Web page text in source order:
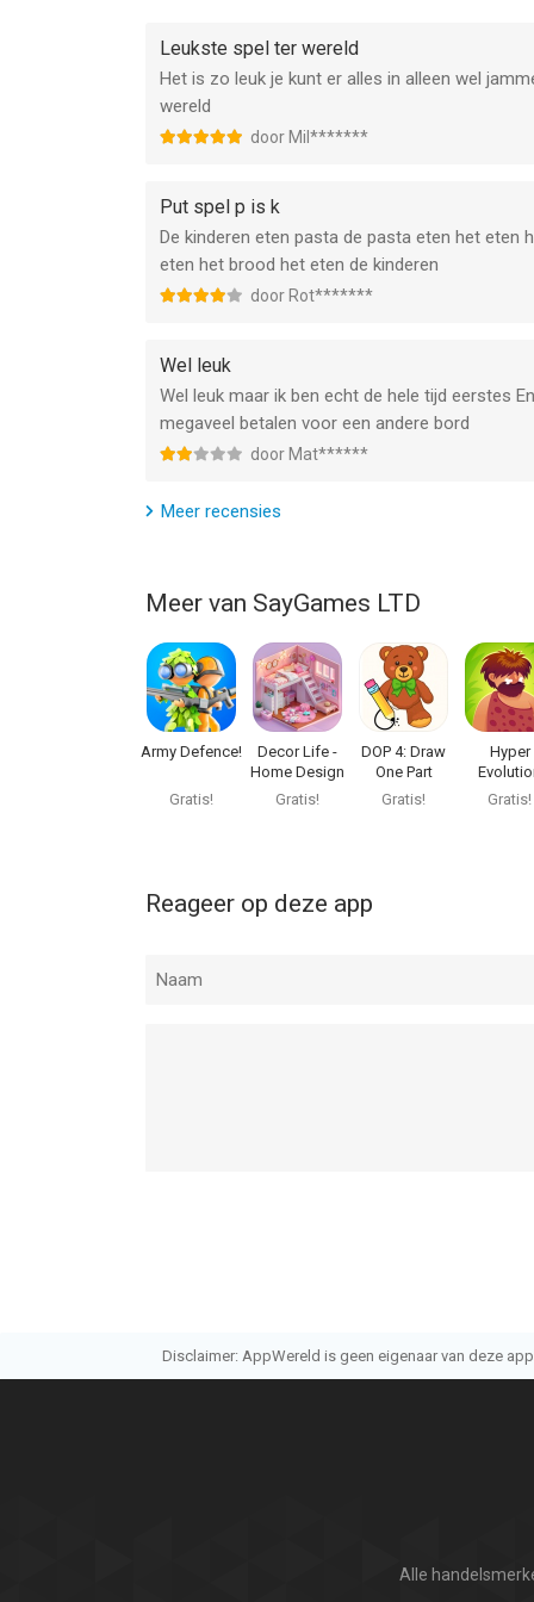
Are you feeling bored? Then jump on a board!
Privacy Policy: https://say.games/privacy-policy
Terms of Use: https://say.games/terms-of-use
Turbo Stars - Epic Racing van SayGames LTD
hoger, geschikt bevonden voor gebruikers met
Leukste spel ter wereld
Het is zo leuk je kunt er alles in alleen wel
wereld
door Mil*******
Put spel p is k
De kinderen eten pasta de pasta eten het eten
eten het brood het eten de kinderen
door Rot*******
Wel leuk
Wel leuk maar ik ben echt de hele tijd eerstes
megaveel betalen voor een andere bord
door Mat******
Meer recensies
Meer van SayGames LTD
Army Defence!
Gratis!
Decor Life -
Home Design
Game
Gratis!
DOP 4: Draw
One Part
Gratis!
Hyper
Gratis!
Reageer op deze app
Disclaimer: AppWereld is geen eigenaar van deze
Alle